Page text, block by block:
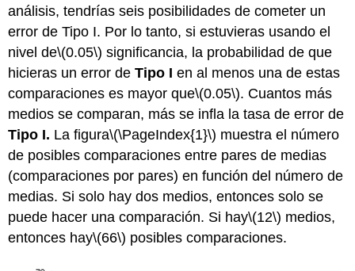
análisis, tendrías seis posibilidades de cometer un
error de Tipo I. Por lo tanto, si estuvieras usando el
nivel de\(0.05\) significancia, la probabilidad de que
hicieras un error deTipo I en al menos una de estas
comparaciones es mayor que\(0.05\). Cuantos más
medios se comparan, más se infla la tasa de error de
Tipo I. La figura\(\PageIndex{1}\) muestra el número
de posibles comparaciones entre pares de medias
(comparaciones por pares) en función del número de
medias. Si solo hay dos medios, entonces solo se
puede hacer una comparación. Si hay\(12\) medios,
entonces hay\(66\) posibles comparaciones.